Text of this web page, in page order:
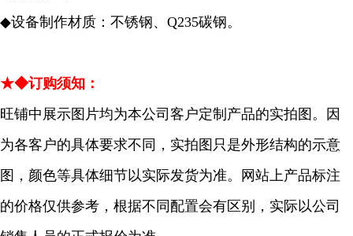
◆设备制作材质：不锈钢、Q235碳钢。
★◆订购须知：
旺铺中展示图片均为本公司客户定制产品的实拍图。因
为各客户的具体要求不同，实拍图只是外形结构的示意
图，颜色等具体细节以实际发货为准。网站上产品标注
的价格仅供参考，根据不同配置会有区别，实际以公司